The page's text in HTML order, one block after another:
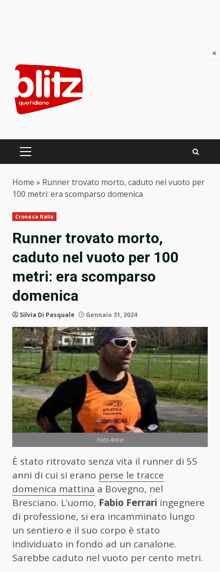
content
PRIMARY
Home » Runner trovato morto, caduto nel vuoto per
100 metri: era scomparso domenica
Cronaca Italia
Runner trovato morto,
caduto nel vuoto per 100
metri: era scomparso
domenica
Silvia Di Pasquale Gennaio 31, 2024
Foto Ansa
È stato ritrovato senza vita il runner di 55
anni di cui si erano perse le tracce
domenica mattina a Bovegno, nel
Bresciano. L’uomo, Fabio Ferrari ingegnere
di professione, si era incamminato lungo
un sentiero e il suo corpo è stato
individuato in fondo ad un canalone.
Sarebbe caduto nel vuoto per cento metri.
×